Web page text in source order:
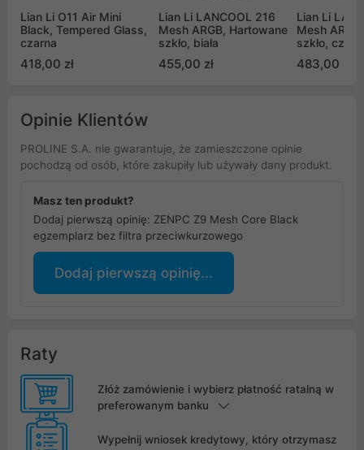
Lian Li O11 Air Mini
Black, Tempered Glass,
czarna
418,00 zł
Lian Li LANCOOL 216
Mesh ARGB, Hartowane
szkło, biała
455,00 zł
Lian Li
Mesh
szkło,
483,00 zł
Opinie Klientów
PROLINE S.A. nie gwarantuje, że zamieszczone opinie
pochodzą od osób, które zakupiły lub używały dany produkt.
Masz ten produkt?
Dodaj pierwszą opinię: ZENPC Z9 Mesh Core Black
egzemplarz bez filtra przeciwkurzowego
Dodaj pierwszą opinię...
Raty
Złóż zamówienie i wybierz płatność ratalną w
preferowanym banku
Wypełnij wniosek kredytowy, który otrzymasz